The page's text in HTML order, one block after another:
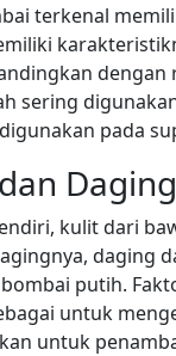
terkenal
dengan
sering
pada
Daging
kulit dari
daging
putih.
untuk
untuk